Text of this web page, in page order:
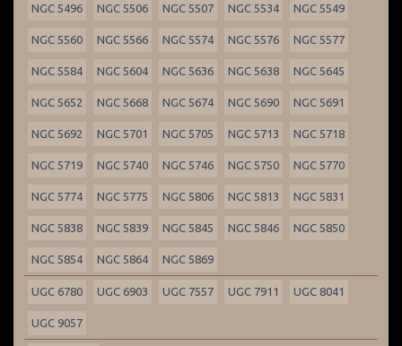
NGC 5496 NGC 5506 NGC 5507 NGC 5534 NGC 5549
NGC 5560 NGC 5566 NGC 5574 NGC 5576 NGC 5577
NGC 5584 NGC 5604 NGC 5636 NGC 5638 NGC 5645
NGC 5652 NGC 5668 NGC 5674 NGC 5690 NGC 5691
NGC 5692 NGC 5701 NGC 5705 NGC 5713 NGC 5718
NGC 5719 NGC 5740 NGC 5746 NGC 5750 NGC 5770
NGC 5774 NGC 5775 NGC 5806 NGC 5813 NGC 5831
NGC 5838 NGC 5839 NGC 5845 NGC 5846 NGC 5850
NGC 5854 NGC 5864 NGC 5869
UGC 6780 UGC 6903 UGC 7557 UGC 7911 UGC 8041
UGC 9057